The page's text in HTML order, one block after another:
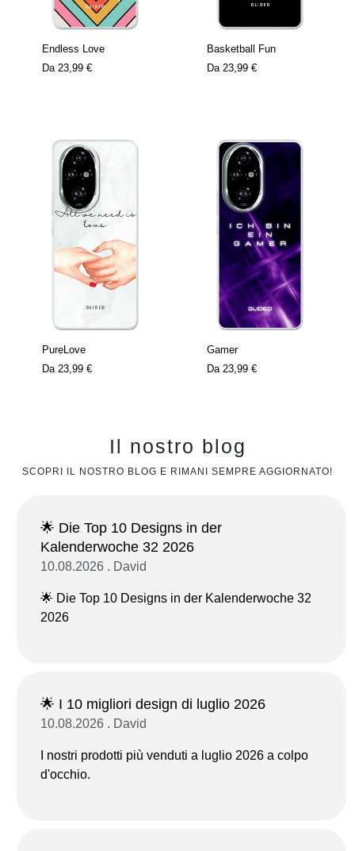
Endless Love
Da 23,99 €
Basketball Fun
Da 23,99 €
PureLove
Da 23,99 €
Gamer
Da 23,99 €
Il nostro blog
SCOPRI IL NOSTRO BLOG E RIMANI SEMPRE AGGIORNATO!
🌟 Die Top 10 Designs in der
Kalenderwoche 32 2026
10.08.2026 . David
🌟 Die Top 10 Designs in der Kalenderwoche 32
2026
🌟 I 10 migliori design di luglio 2026
10.08.2026 . David
I nostri prodotti più venduti a luglio 2026 a colpo
d'occhio.